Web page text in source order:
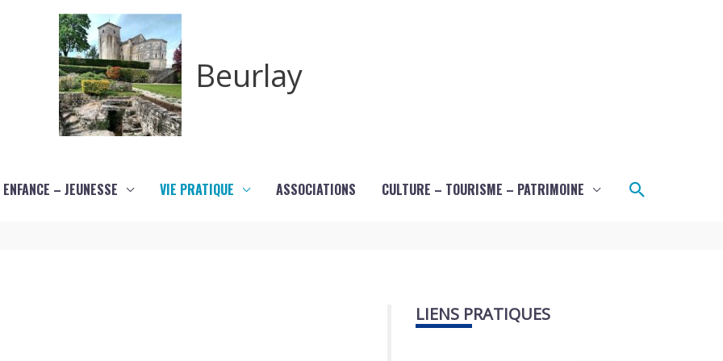
Beurlay
ENFANCE – JEUNESSE VIE PRATIQUE ASSOCIATIONS CULTURE – TOURISME – PATRIMOINE
LIENS PRATIQUES